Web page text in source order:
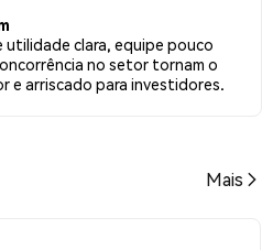
clara, equipe pouco
no setor tornam o
e arriscado para investidores.
Mais